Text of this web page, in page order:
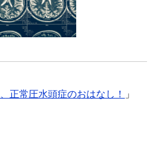
正常圧水頭症のおはなし！ 」